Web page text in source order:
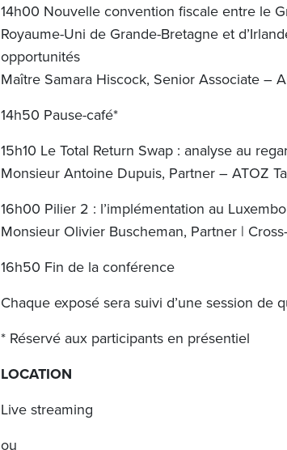
14h00 Nouvelle convention fiscale entre le
Royaume-Uni de Grande-Bretagne et
opportunités
Maître Samara Hiscock, Senior Associate –
14h50 Pause-café*
15h10 Le Total Return Swap : analyse au
Monsieur Antoine Dupuis, Partner – ATOZ
16h00 Pilier 2 : l’implémentation au
Monsieur Olivier Buscheman, Partner |
16h50 Fin de la conférence
Chaque exposé sera suivi d’une session de
* Réservé aux participants en présentiel
LOCATION
Live streaming
ou